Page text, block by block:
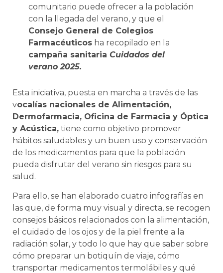
comunitario puede ofrecer a la población
con la llegada del verano, y que el
Consejo General de Colegios
Farmacéuticosha recopilado en la
campaña sanitaria Cuidados del
verano 2025.
Esta iniciativa, puesta en marcha a través de las
vocalías nacionales de Alimentación,
Dermofarmacia, Oficina de Farmacia y Óptica
y Acústica, tiene como objetivo promover
hábitos saludables y un buen uso y conservación
de los medicamentos para que la población
pueda disfrutar del verano sin riesgos para su
salud.
Para ello, se han elaborado cuatro infografías en
las que, de forma muy visual y directa, se recogen
consejos básicos relacionados con la alimentación,
el cuidado de los ojos y de la piel frente a la
radiación solar, y todo lo que hay que saber sobre
cómo preparar un botiquín de viaje, cómo
transportar medicamentos termolábiles y qué